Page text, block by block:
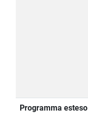
Programma esteso